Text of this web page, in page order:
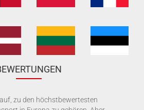
zu den höchstbewertesten